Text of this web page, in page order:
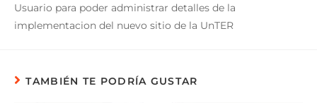
Usuario para poder administrar detalles de la
implementacion del nuevo sitio de la UnTER
TAMBIÉN TE PODRÍA GUSTAR